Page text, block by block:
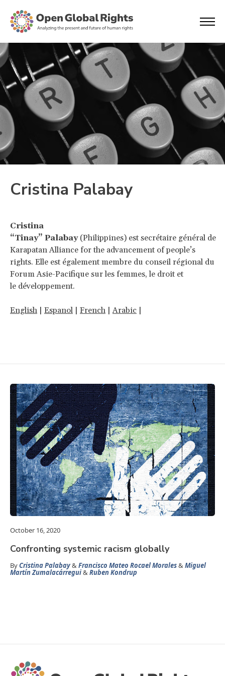
Cristina Palabay
Cristina
“Tinay” Palabay(Philippines) est secrétaire général de
Karapatan Alliance for the advancement of people’s
rights. Elle est également membre du conseil régional du
Forum Asie-Pacifique sur les femmes, le droit et
le développement.
English | Espanol | French |Arabic |
October 16, 2020
Confronting systemic racism globally
ByCristina Palabay&Francisco Mateo Rocael Morales&Miguel
Martín Zumalacárregui&Ruben Kondrup